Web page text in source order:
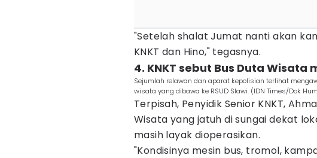
"Setelah shalat Jumat nanti akan
KNKT dan Hino," tegasnya.
4. KNKT sebut Bus Duta
Sejumlah relawan dan aparat kepolisian terlihat
wisata yang dibawa ke RSUD Slawi. (IDN Times/Dok
Terpisah, Penyidik ​​Senior KNKT,
Wisata yang jatuh di sungai dekat
masih layak dioperasikan.
"Kondisinya mesin bus, tromol,